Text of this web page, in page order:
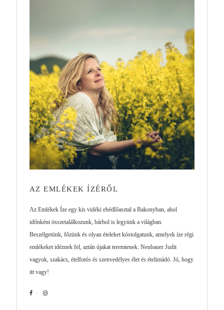
AZ EMLÉKEK ÍZÉRŐL
Az Emlékek Íze egy kis vidéki ebédlőasztal a Bakonyban, ahol
időnként összetalálkozunk, bárhol is legyünk a világban.
Beszélgetünk, főzünk és olyan ételeket kóstolgatunk, amelyek íze régi
emlékeket idéznek fel, aztán újakat teremtenek. Neubauer Judit
vagyok, szakács, ételfotós és szenvedélyes élet és ételimádó. Jó, hogy
itt vagy!